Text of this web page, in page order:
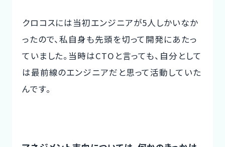
クロコスには当初エンジニアが5人しかいなか
ったので、私自身も先頭を切って開発にあたっ
ていました。当時はCTOと言っても、自分として
は最前線のエンジニアだと思って活動していた
んです。